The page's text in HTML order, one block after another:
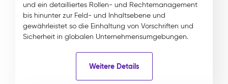
und ein detailliertes Rollen- und Rechtemanagement
bis hinunter zur Feld- und Inhaltsebene und
gewährleistet so die Einhaltung von Vorschriften und
Sicherheit in globalen Unternehmensumgebungen.
Weitere Details